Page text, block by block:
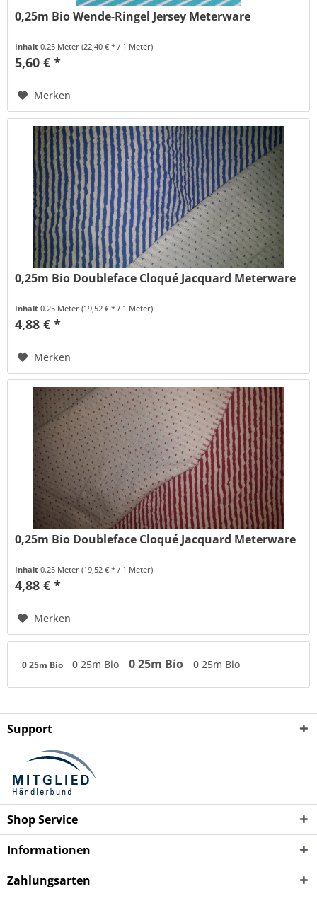
0,25m Bio Wende-Ringel Jersey Meterware
Inhalt0.25 Meter(22,40 € * / 1 Meter)
5,60 € *
Merken
0,25m Bio Doubleface Cloqué Jacquard Meterware
Inhalt0.25 Meter(19,52 € * / 1 Meter)
4,88 € *
Merken
0,25m Bio Doubleface Cloqué Jacquard Meterware
Inhalt0.25 Meter(19,52 € * / 1 Meter)
4,88 € *
Merken
0 25m Bio 0 25m Bio 0 25m Bio 0 25m Bio
Support
Shop Service
Informationen
Zahlungsarten